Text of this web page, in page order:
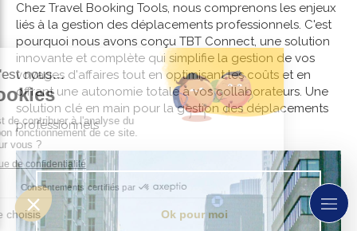
Chez Travel Booking Tools, nous comprenons les enjeux
liés à la gestion des déplacements professionnels. C'est
pourquoi nous avons conçu TBT Connect, une solution
innovante et complète qui simplifie la gestion de vos
voyages d'affaires tout en optimisant les coûts et en
offrant une autonomie totale à vos collaborateurs. Une
solution clé en main pour la gestion des déplacements
professionnels